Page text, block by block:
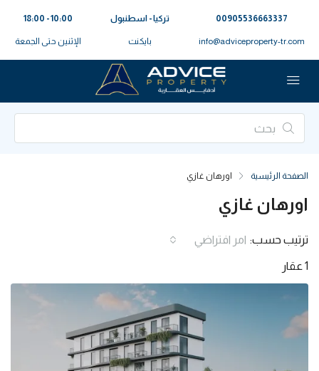
00905536663337⁩
info@adviceproperty-tr.com
تركيا - اسطنبول
بايكنت
10:00 - 18:00
الإثنين حتى الجمعة
الصفحة الرئيسية اورهان غازي
اورهان غازي
1 عقار
ترتيب حسب: امر افتراضي